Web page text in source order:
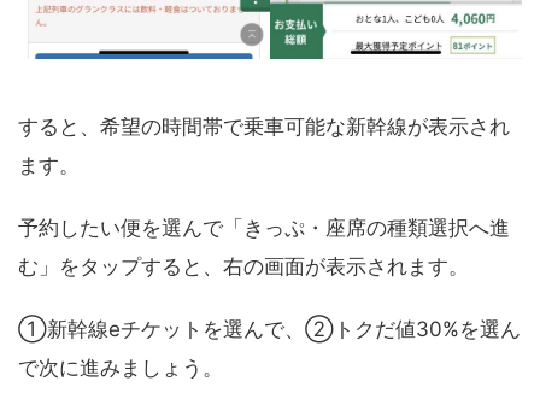
すると、希望の時間帯で乗車可能な新幹線が表示され
ます。
予約したい便を選んで「きっぷ・座席の種類選択へ進
む」をタップすると、右の画面が表示されます。
①新幹線eチケットを選んで、②トクだ値30%を選ん
で次に進みましょう。